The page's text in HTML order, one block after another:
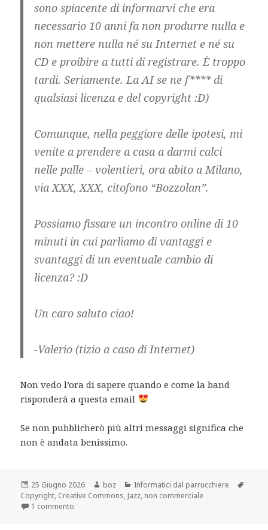
sono spiacente di informarvi che era
necessario 10 anni fa non produrre nulla e
non mettere nulla né su Internet e né su
CD e proibire a tutti di registrare. È troppo
tardi. Seriamente. La AI se ne f**** di
qualsiasi licenza e del copyright :D)
Comunque, nella peggiore delle ipotesi, mi
venite a prendere a casa a darmi calci
nelle palle – volentieri, ora abito a Milano,
via XXX, XXX, citofono “Bozzolan”.
Possiamo fissare un incontro online di 10
minuti in cui parliamo di vantaggi e
svantaggi di un eventuale cambio di
licenza? :D
Un caro saluto ciao!
-Valerio (tizio a caso di Internet)
Non vedo l’ora di sapere quando e come la band
risponderà a questa email
Se non pubblicherò più altri messaggi significa che
non è andata benissimo.
Scritto
il
25 Giugno 2026 Autore
boz Categorie
Informatici dal parrucchiere
Copyright, Creative Commons, Jazz, non commerciale
1 commento